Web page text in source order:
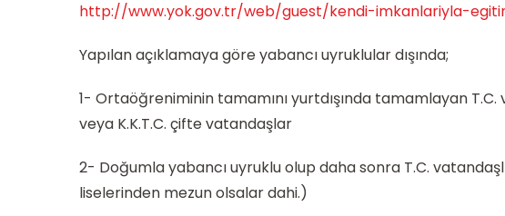
http://www.yok.gov.tr/web/guest/kendi-imkanlariyla-
Yapılan açıklamaya göre yabancı uyruklular dışında;
1- Ortaöğreniminin tamamını yurtdışında tamamlayan
veya K.K.T.C. çifte vatandaşlar
2- Doğumla yabancı uyruklu olup daha sonra T.C.
liselerinden mezun olsalar dahi.)